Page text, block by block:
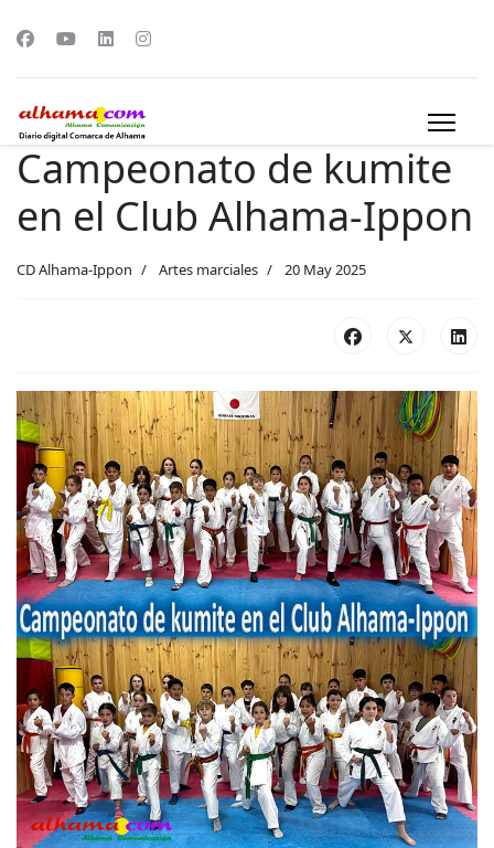
Campeonato de kumite
en el Club Alhama-Ippon
CD Alhama-Ippon Artes marciales 20 May 2025